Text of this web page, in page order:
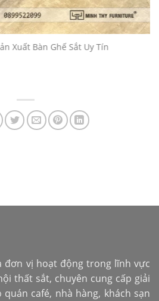
Xuất Bàn Ghế Sắt Uy Tín
đơn vị hoạt động trong lĩnh vực
thất sắt, chuyên cung cấp giải
café, nhà hàng, khách sạn